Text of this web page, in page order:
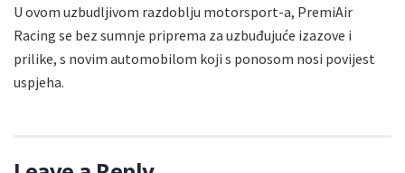
U ovom uzbudljivom razdoblju motorsport-a, PremiAir
Racing se bez sumnje priprema za uzbuđujuće izazove i
prilike, s novim automobilom koji s ponosom nosi povijest
uspjeha.